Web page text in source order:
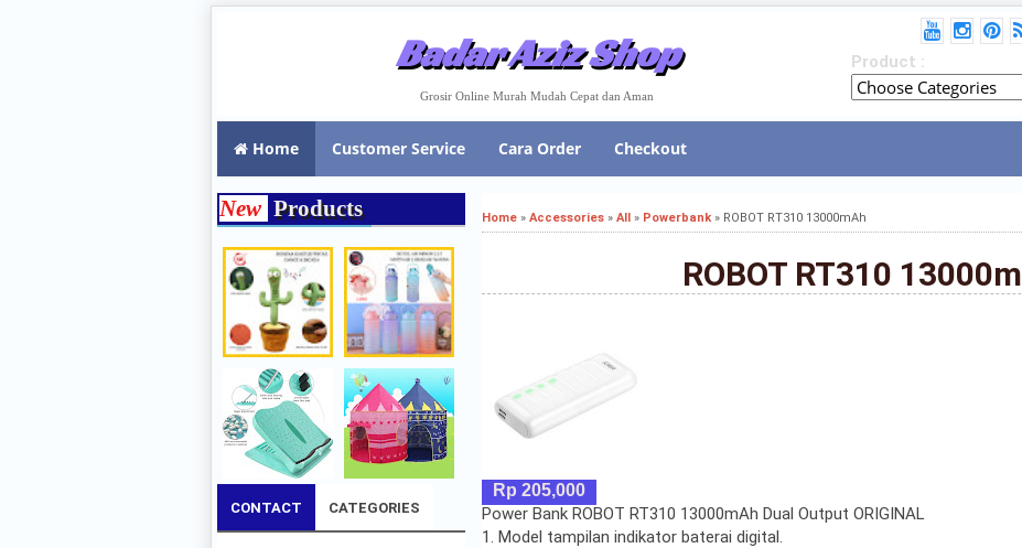
Badar Aziz Shop
Grosir Online Murah Mudah Cepat dan Aman
Product :
Home Customer Service Cara Order Checkout
Home » Accessories » All » Powerbank » ROBOT RT310 13000mAh
ROBOT RT310
Rp 205,000
Power Bank ROBOT RT310 13000mAh Dual Output ORIGINAL
1. Model tampilan indikator baterai digital.
New Products
CONTACT CATEGORIES